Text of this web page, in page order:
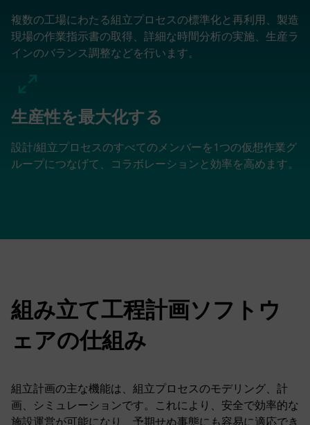
複数の工場にわたる組立プロセスの標準化と再利用、製造
現場の作業指示書の取得、詳細な時間分析の実施、生産ラ
インのバランス調整などを行います。
生産性を最大化する
設計/組立プロセスのすべてのメンバーを1つの仮想作業グ
ループにつなげて、コラボレーションと効率を高めます。
組み立て工程計画ソフトウ
ェアの仕組み
組立計画の主な機能は、組立プロセスのモデリング、計
画、シミュレーションです。これにより、安全で効率的な
施設運営が可能になり、予期せぬ事態にも容易に適応でき